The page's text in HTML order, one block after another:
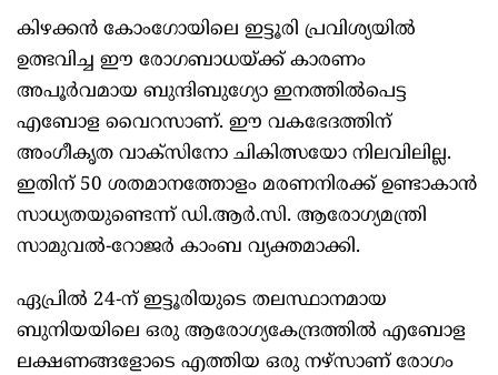
കിഴക്കൻ കോംഗോയിലെ ഇട്ടൂരി പ്രവിശ്യയിൽ
ഉത്ഭവിച്ച ഈ രോഗബാധയ്ക്ക് കാരണം
അപൂർവമായ ബുന്ദിബുഗ്യോ ഇനത്തിൽപെട്ട
എബോള വൈറസാണ്. ഈ വകഭേദത്തിന്
അംഗീകൃത വാക്സിനോ ചികിത്സയോ നിലവിലില്ല.
ഇതിന് 50 ശതമാനത്തോളം മരണനിരക്ക് ഉണ്ടാകാൻ
സാധ്യതയുണ്ടെന്ന് ഡി.ആർ.സി. ആരോഗ്യമന്ത്രി
സാമുവൽ-റോജർ കാംബ വ്യക്തമാക്കി.
ഏപ്രിൽ 24-ന് ഇട്ടൂരിയുടെ തലസ്ഥാനമായ
ബുനിയയിലെ ഒരു ആരോഗ്യകേന്ദ്രത്തിൽ എബോള
ലക്ഷണങ്ങളോടെ എത്തിയ ഒരു നഴ്സാണ് രോഗം